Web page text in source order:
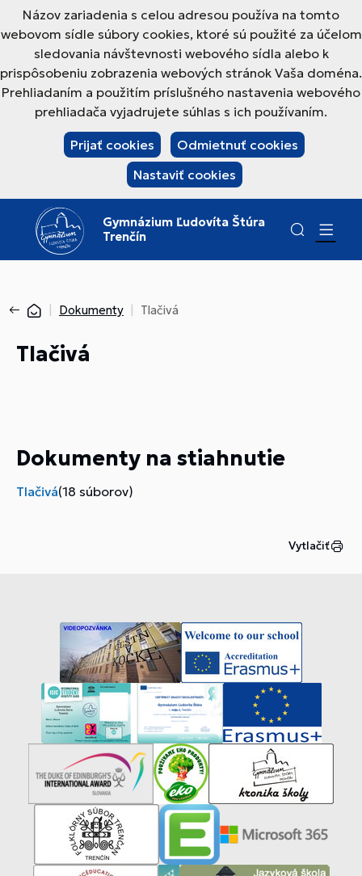
Názov zariadenia s celou adresou používa na tomto
webovom sídle súbory cookies, ktoré sú použité za účelom
sledovania návštevnosti webového sídla alebo k
prispôsobeniu zobrazenia webových stránok Vaša doména.
Prehliadaním a použitím príslušného nastavenia webového
prehliadača vyjadrujete súhlas s ich používaním.
Prijať cookies
Odmietnuť cookies
Nastaviť cookies
Gymnázium Ľudovíta Štúra
Trenčín
Dokumenty Tlačivá
Tlačivá
Dokumenty na stiahnutie
Tlačivá(18 súborov)
Vytlačiť